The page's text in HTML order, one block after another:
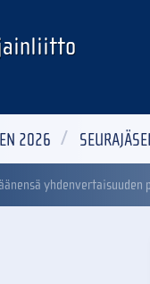
2026
yhdenvertaisuuden